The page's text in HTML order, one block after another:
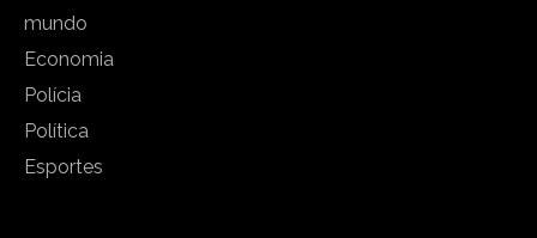
mundo
Economia
Polícia
Política
Esportes